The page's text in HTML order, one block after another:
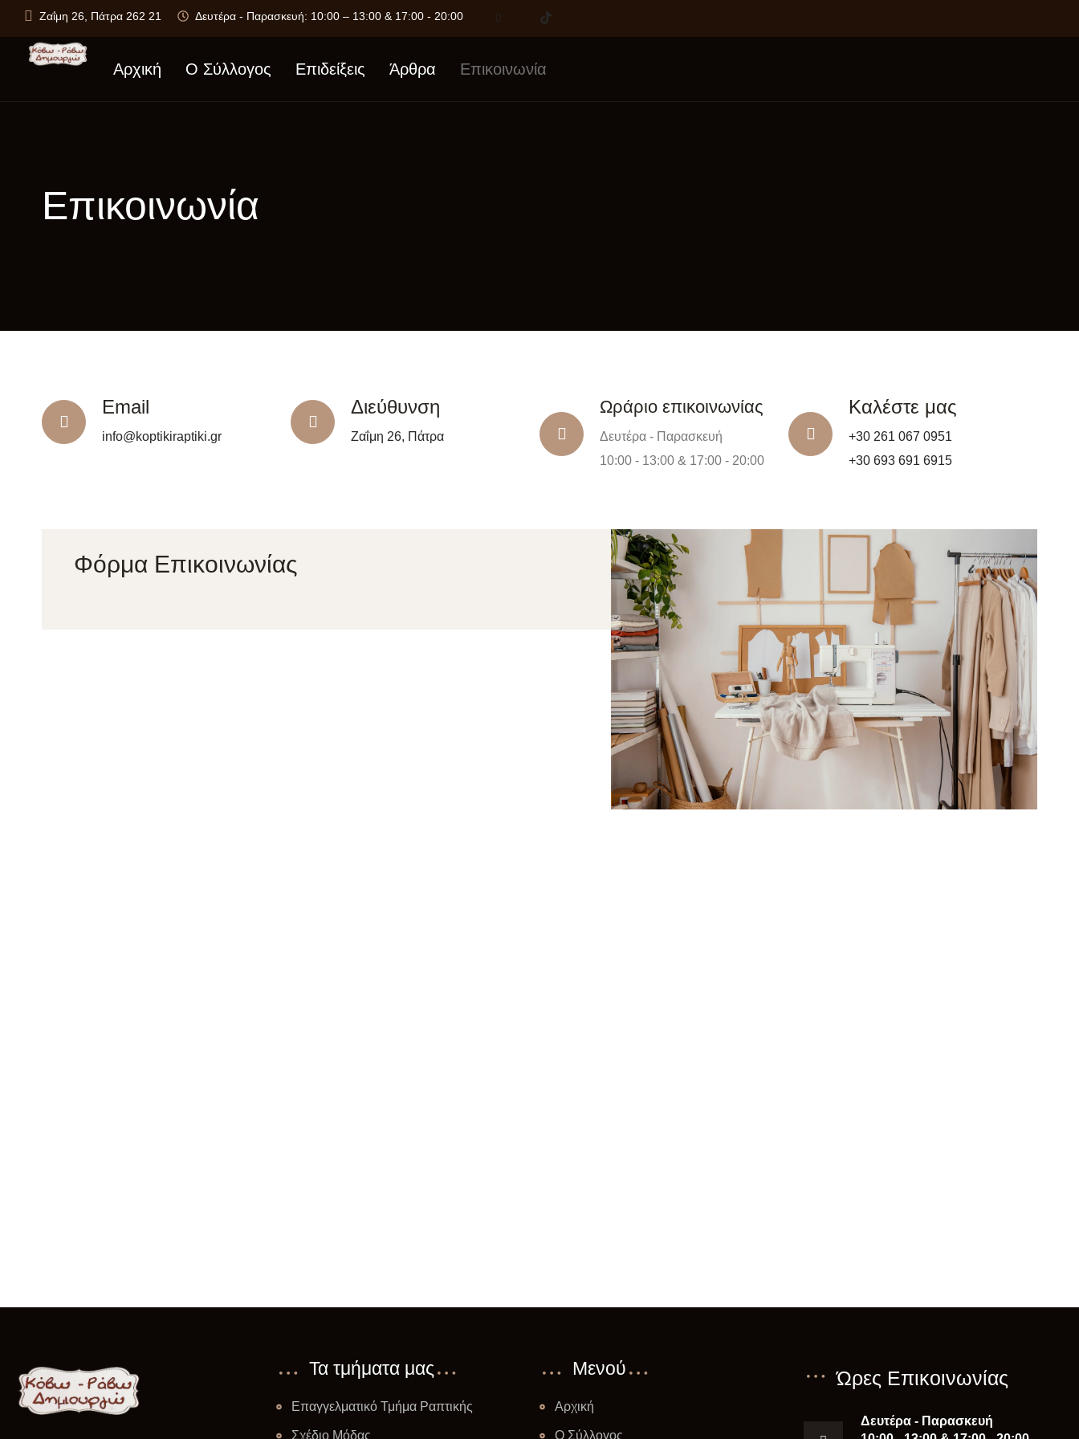
Ζαΐμη 26, Πάτρα 262 21 Δευτέρα - Παρασκευή: 10:00 – 13:00 & 17:00 - 20:00
Αρχική Ο Σύλλογος Επιδείξεις Άρθρα Επικοινωνία
Επικοινωνία
Email
info@koptikiraptiki.gr
Διεύθυνση
Ζαΐμη 26, Πάτρα
Ωράριο επικοινωνίας
Δευτέρα - Παρασκευή
10:00 - 13:00 & 17:00 - 20:00
Καλέστε μας
+30 261 067 0951
+30 693 691 6915
Φόρμα Επικοινωνίας
Τα τμήματα μας
Επαγγελματικό Τμήμα Ραπτικής
Σχέδιο Μόδας
Μενού
Αρχική
Ο Σύλλογος
Ώρες Επικοινωνίας
Δευτέρα - Παρασκευή